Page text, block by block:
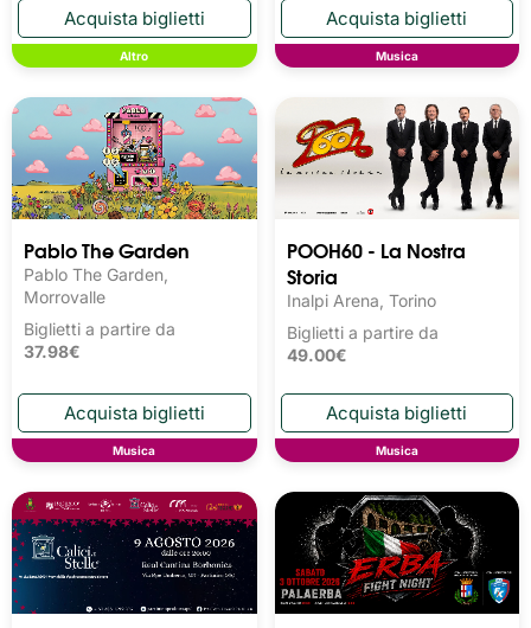
Altro Musica
Pablo The Garden
Pablo The Garden,
Morrovalle
Biglietti a partire da
37.98€
Musica
POOH60 - La Nostra
Storia
Inalpi Arena, Torino
Biglietti a partire da
49.00€
Musica